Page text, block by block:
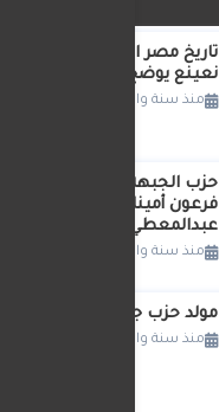
تاريخ مصر القارئ الدكتور
نعينع يوضح
منذ سنة واحدة
حزب الجبهه الوطنيه يختار
فرعون أمينا للحزب واللواء
عبدالمعطي اميناا للتنظيم
منذ سنة واحدة
مولد حزب جديد حزب اتحاد
منذ سنة واحدة